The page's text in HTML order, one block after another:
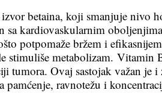
betaina, koji smanjuje nivo
sa kardiovaskularnim
potpomaže bržem i
stimuliše metabolizam. Vitamin
tumora. Ovaj sastojak važan je
pamćenje, ravnotežu i